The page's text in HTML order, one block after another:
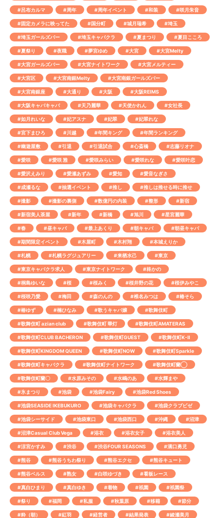
#呂布カルマ #周年 #周年イベント #和装 #咲月朱音
#固定カメラに映ってた #国分町 #城月瑞希 #埼玉
#埼玉ガールズバー #埼玉キャバクラ #夏まつり #夏目こころ
#夏祭り #夜職 #夢宮ゆめ #大宮 #大宮Melty
#大宮ガールズバー #大宮ナイトワーク #大宮メルティー
#大宮区 #大宮南銀Melty #大宮南銀ガールズバー
#大宮南銀座 #大通り #大阪 #大阪REIMS
#大阪キャバキャバ #天乃麗華 #天使かれん #女社長
#如月れいな #妃アスナ #妃翠 #妃翠れな
#宮下まひろ #川越 #年間キング #年間ランキング
#幽遊屋敷 #引退 #引退試合 #心斎橋 #志藤リオナ
#愛咲 #愛咲 雅 #愛咲みらい #愛咲れな #愛咲叶恋
#愛沢えみり #愛瀬あずみ #愛知 #愛音なぎさ
#成瀬るな #抽選イベント #推し #推しは推せる時に推せ
#撮影 #撮影の裏側 #数億円の内装 #整形 #新宿
#新宿美人茶屋 #新年 #新橋 #旭川 #星宮麗華
#春 #昼キャバ #最上あくり #朝キャバ #朝昼キャバ
#期間限定イベント #木屋町 #木村翔 #本城えりか
#札幌 #札幌ラグジュアリー #来栖水己 #東京
#東京キャバクラ求人 #東京ナイトワーク #柊かの
#桐島ゆいな #桜 #桜みく #桜井野の花 #桜伊みやこ
#桜咲乃愛 #梅田 #森のんの #椎名みつは #椿そら
#椿ゆず #楠ひなみ #歌うキャバ嬢 #歌舞伎町
#歌舞伎町 azian club #歌舞伎町 華灯 #歌舞伎町AMATERAS
#歌舞伎町CLUB BACHERON #歌舞伎町GUEST #歌舞伎町K-Ⅱ
#歌舞伎町KINGDOM QUEEN #歌舞伎町NOW #歌舞伎町Sparkle
#歌舞伎町キャバクラ #歌舞伎町ナイトワーク #歌舞伎町蘭◯
#歌舞伎町蘭〇 #水原みその #水嶋のあ #水輝まや
#氷まつり #池袋 #池袋Fairy #池袋Red Shoes
#池袋SEASIDE IKEBUKURO #池袋キャバクラ #池袋クラブビゼ
#池袋シーサイド #池袋東口 #池袋西口 #沖縄 #沼津
#沼津Casual Club Vega #浴衣 #浴衣女子 #浴衣美人
#涼宮かすみ #渋谷 #渋谷FOUR SEASONS #溝口勇児
#熊谷 #熊谷うちわ祭り #熊谷エクセ #熊谷キュート
#熊谷ベルス #熟女 #白咲ゆづき #看板レース
#真白ひまり #真白ゆき #着物 #祇園 #祇園祭
#祭り #福岡 #私服 #秋葉原 #移籍 #節分
#粋（朝） #紅羽 #経営者 #結果発表 #綾瀬美月